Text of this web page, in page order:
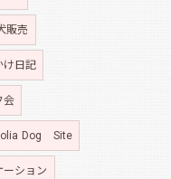
販売
け日記
会
Dog Site
ーション